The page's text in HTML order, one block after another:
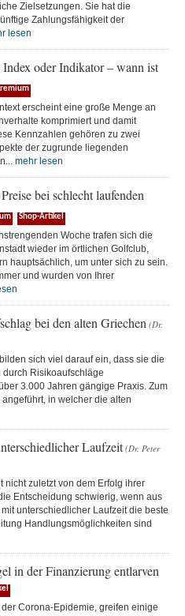
Zielsetzungen. Sie hat die
Zahlungsfähigkeit der
lesen
oder Indikator – wann ist
erscheint eine große Menge an
komprimiert und damit
Kennzahlen gehören zu zwei
der zugrunde liegenden
mehr lesen
bei schlecht laufenden
Shop-Artikel
Woche trafen sich die
wieder im örtlichen Golfclub,
hauptsächlich, um unter sich zu sein.
und wurden von Ihrer
bei den alten Griechen (Dr.
sich viel darauf ein, dass sie die
Risikoaufschläge
3.000 Jahren gängige Praxis. Zum
in welcher die alten
Laufzeit (Dr. Peter
nicht zuletzt von dem Erfolg ihrer
Entscheidung schwierig, wenn aus
unterschiedlicher Laufzeit die beste
Handlungsmöglichkeiten sind
in der Finanzierung entlarven
Corona-Epidemie, greifen einige